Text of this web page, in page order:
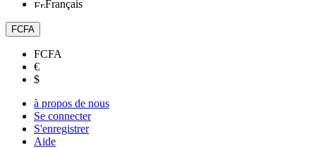
Français
FCFA
FCFA
€
$
à propos de nous
Se connecter
S'enregistrer
Aide